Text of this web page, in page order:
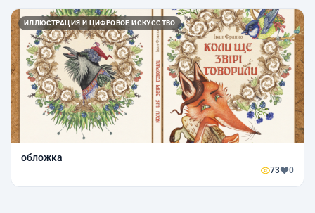
ИЛЛЮСТРАЦИЯ И ЦИФРОВОЕ ИСКУССТВО
обложка
73 0